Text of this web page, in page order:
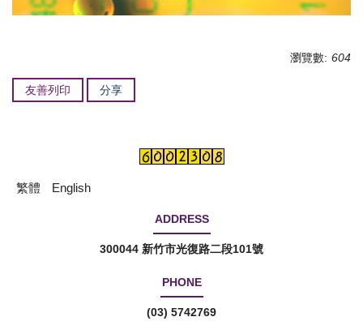
瀏覽數: 604
友善列印 分享
繁體 English
ADDRESS
300044 新竹市光復路二段101號
PHONE
(03) 5742769